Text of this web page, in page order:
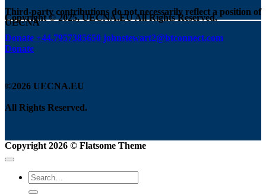
Third-party contributions do not necessarily reflect a position of
UECNA
Copyright © 2025, UECNA.EU All Rights Reserved.
Donate +44.7957385650 johnstewart2@btconnect.com
Donate
©2026 UECNA.EU
All Rights Reserved.
Copyright 2026 © Flatsome Theme